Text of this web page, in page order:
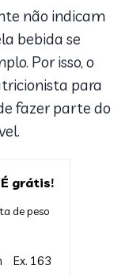
não indicam
bebida se
Por isso, o
para
fazer parte do
grátis!
de peso
Ex. 163